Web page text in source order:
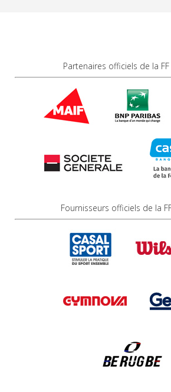
Partenaires officiels de la
Fournisseurs officiels de la